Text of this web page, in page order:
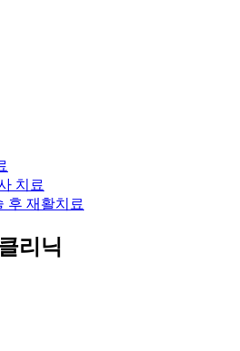
치료
후 재활치료
리닉